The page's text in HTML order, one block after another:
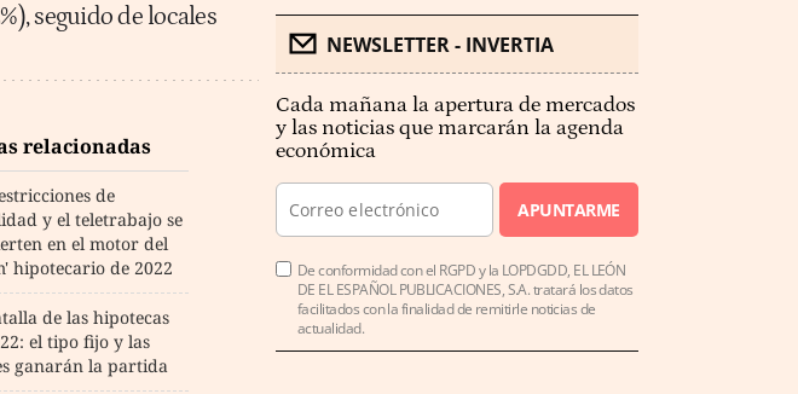
seguido de locales
relacionadas
de
y el teletrabajo se
en el motor del
hipotecario de 2022
de las hipotecas
el tipo fijo y las
ganarán la partida
NEWSLETTER - INVERTIA
Cada mañana la apertura de mercados
y las noticias que marcarán la agenda
económica
APUNTARME
De conformidad con el RGPD y la LOPDGDD, EL LEÓN
DE EL ESPAÑOL PUBLICACIONES, S.A. tratará los datos
facilitados con la finalidad de remitirle noticias de
actualidad.